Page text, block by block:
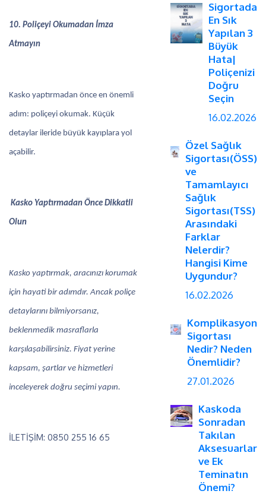
10. Poliçeyi Okumadan İmza
Atmayın
Kasko yaptırmadan önce en önemli
adım: poliçeyi okumak. Küçük
detaylar ileride büyük kayıplara yol
açabilir.
Kasko Yaptırmadan Önce Dikkatli
Olun
Kasko yaptırmak, aracınızı korumak
için hayati bir adımdır. Ancak poliçe
detaylarını bilmiyorsanız,
beklenmedik masraflarla
karşılaşabilirsiniz. Fiyat yerine
kapsam, şartlar ve hizmetleri
inceleyerek doğru seçimi yapın.
İLETİŞİM: 0850 255 16 65
Sigortada
En Sık
Yapılan 3
Büyük
Hata|
Poliçenizi
Doğru
Seçin
16.02.2026
Özel Sağlık
Sigortası(ÖSS)
ve
Tamamlayıcı
Sağlık
Sigortası(TSS)
Arasındaki
Farklar
Nelerdir?
Hangisi Kime
Uygundur?
16.02.2026
Komplikasyon
Sigortası
Nedir? Neden
Önemlidir?
27.01.2026
Kaskoda
Sonradan
Takılan
Aksesuarlar
ve Ek
Teminatın
Önemi?